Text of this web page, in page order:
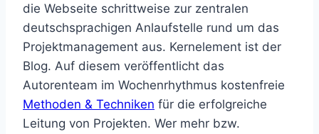
die Webseite schrittweise zur zentralen
deutschsprachigen Anlaufstelle rund um das
Projektmanagement aus. Kernelement ist der
Blog. Auf diesem veröffentlicht das
Autorenteam im Wochenrhythmus kostenfreie
Methoden & Techniken für die erfolgreiche
Leitung von Projekten. Wer mehr bzw.